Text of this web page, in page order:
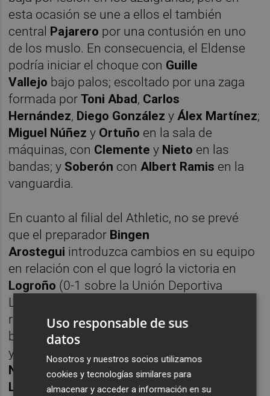
esta ocasión se une a ellos el también
central Pajarero por una contusión en uno
de los muslo. En consecuencia, el Eldense
podría iniciar el choque con Guille
Vallejo bajo palos; escoltado por una zaga
formada porToni Abad, Carlos
Hernández, Diego González yÁlex Martínez;
Miguel Núñez y Ortuño en la sala de
máquinas, con Clementey Nieto en las
bandas; y Soberón conAlbert Ramis en la
vanguardia.
En cuanto al filial del Athletic, no se prevé
que el preparador Bingen
Arostegui introduzca cambios en su equipo
en relación con el que logró la victoria en
Logroño (0-1 sobre la Unión Deportiva
Logroñés) el pasado fin de semana. Así, los
rojiblancos iniciarían el partido con Padilla
bajo palos;Rincón
y
Chasco en defensa; Gerenabarrena
Naveiraen el doble pivote, conAdu Ares
Luis Bilbaoen las bandas; yMikel Goti
Uso responsable de sus
datos
Nosotros y nuestros socios utilizamos
cookies y tecnologías similares para
almacenar y acceder a información en su